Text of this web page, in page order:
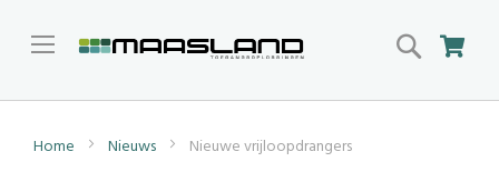
Search
Home Nieuws Nieuwe vrijloopdrangers